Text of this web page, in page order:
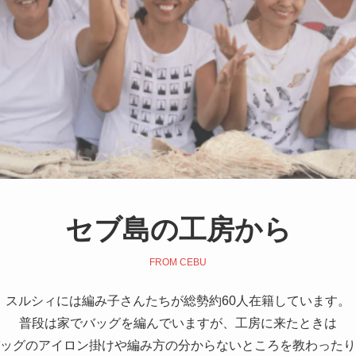
セブ島の工房から
FROM CEBU
スルシィには編み子さんたちが総勢約60人在籍しています。
普段は家でバッグを編んでいますが、工房に来たときは
グのアイロン掛けや編み方の分からないところを教わった